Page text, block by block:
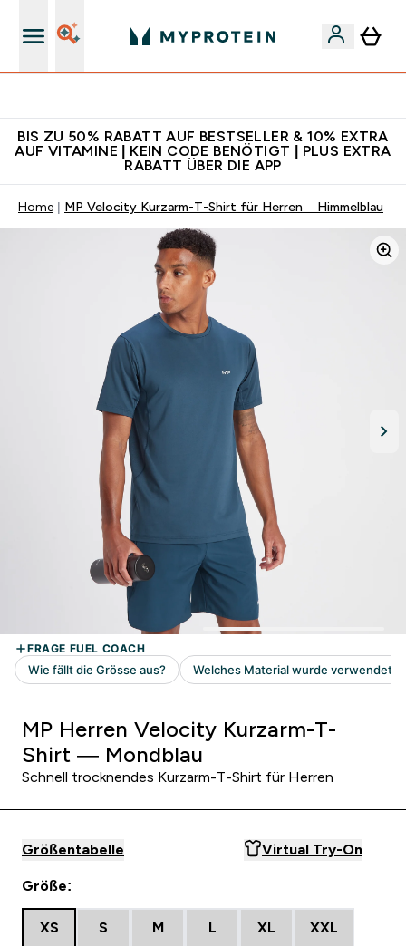
BIS ZU 50% RABATT AUF BESTSELLER & 10% EXTRA
AUF VITAMINE | KEIN CODE BENÖTIGT | PLUS EXTRA
RABATT ÜBER DIE APP
Home MP Velocity Kurzarm-T-Shirt für Herren – Himmelblau
MP Herren Velocity Kurzarm-T-
Shirt — Mondblau
Schnell trocknendes Kurzarm-T-Shirt für Herren
Größentabelle Virtual Try-On
Größe:
XS S M L XL XXL